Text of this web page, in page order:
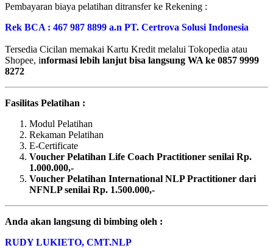
Pembayaran biaya pelatihan ditransfer ke Rekening :
Rek BCA : 467 987 8899 a.n PT. Certrova Solusi Indonesia
Tersedia Cicilan memakai Kartu Kredit melalui Tokopedia atau
Shopee, informasi lebih lanjut bisa langsung WA ke 0857 9999
8272
Fasilitas Pelatihan :
Modul Pelatihan
Rekaman Pelatihan
E-Certificate
Voucher Pelatihan Life Coach Practitioner senilai Rp.
1.000.000,-
Voucher Pelatihan International NLP Practitioner dari
NFNLP senilai Rp. 1.500.000,-
Anda akan langsung di bimbing oleh :
RUDY LUKIETO, CMT.NLP